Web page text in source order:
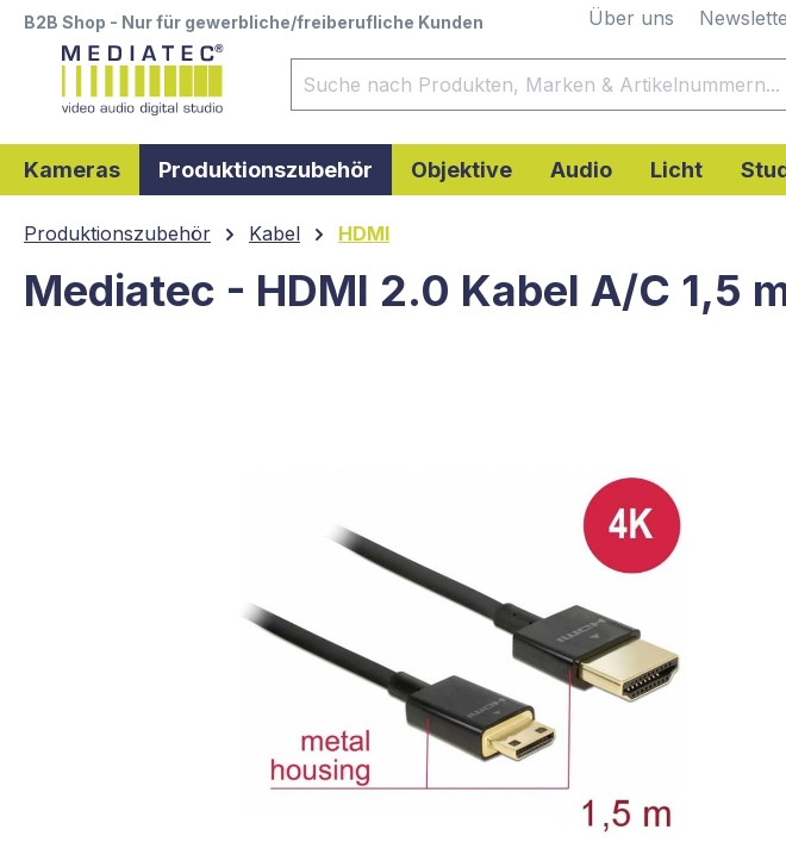
Zur Hauptnavigation springen
B2B Shop - Nur für gewerbliche/freiberufliche Kunden Über uns
Kameras Produktionszubehör Objektive Audio Licht
Produktionszubehör Kabel HDMI
Mediatec - HDMI 2.0 Kabel A/C 1,5